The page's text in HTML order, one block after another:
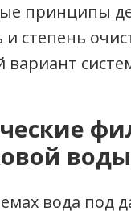
принципы
и степень
вариант
воды
вода под